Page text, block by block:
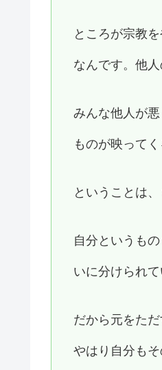
ところが宗教
なんです。他
みんな他人が
ものが映って
ということは
自分というも
いに分けられて
だから元をた
やはり自分もそ